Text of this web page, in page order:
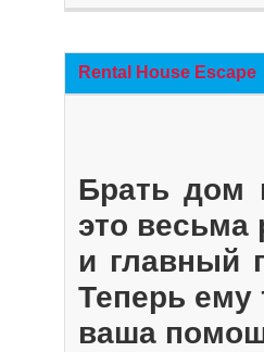
Rental House Escape
Брать дом
это весьма
и главный
Теперь ему
ваша